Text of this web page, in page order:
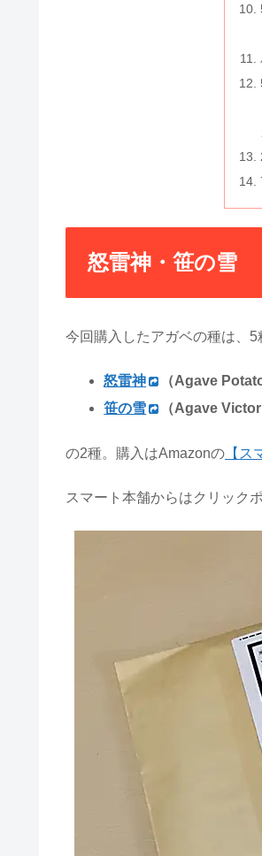
怒雷神・笹の雪
今回購入したアガベの種は、
怒雷神
（Agave
笹の雪
（Agave
の2種。購入はAmazonの 【ス
スマート本舗からはクリック